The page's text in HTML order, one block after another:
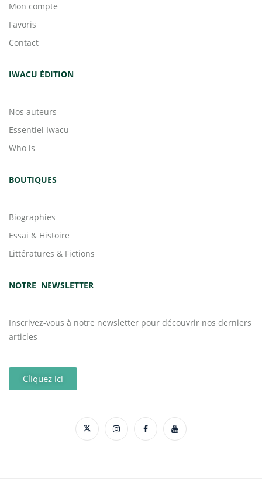
Mon compte
Favoris
Contact
IWACU ÉDITION
Nos auteurs
Essentiel Iwacu
Who is
BOUTIQUES
Biographies
Essai & Histoire
Littératures & Fictions
NOTRE NEWSLETTER
Inscrivez-vous à notre newsletter pour découvrir nos derniers
articles
Cliquez ici